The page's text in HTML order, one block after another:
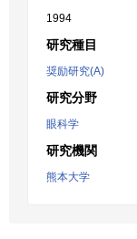
1994
研究種目
奨励研究(A)
研究分野
眼科学
研究機関
熊本大学